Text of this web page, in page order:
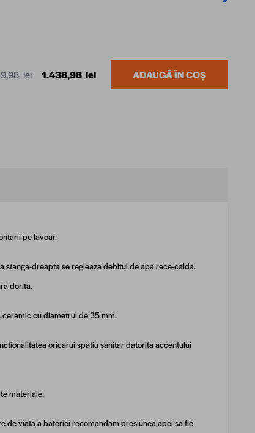
lei 1.438,98 lei ADAUGĂ ÎN COȘ
pe lavoar.
stanga-dreapta se regleaza debitul de apa rece-calda.
dorita.
cu diametrul de 35 mm.
oricarui spatiu sanitar datorita accentului
materiale.
de viata a bateriei recomandam presiunea apei sa fie